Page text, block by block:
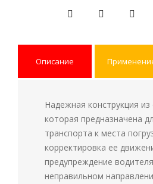
Описание
Надежная конструкция
которая предназначена
транспорта к места
корректировка ее
предупреждение
неправильном